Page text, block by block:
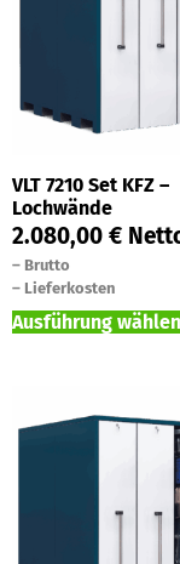
VLT 7210 Set KFZ –
Lochwände
2.080,00 €
– Brutto
– Lieferkosten
Ausführung wählen